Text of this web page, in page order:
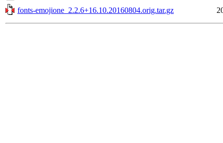
fonts-emojione_2.2.6+16.10.20160804.orig.tar.gz